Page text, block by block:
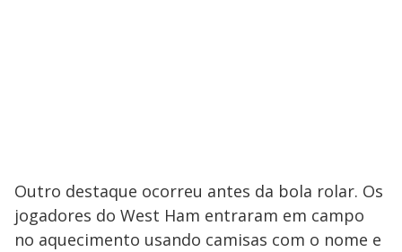
Outro destaque ocorreu antes da bola rolar. Os
jogadores do West Ham entraram em campo
no aquecimento usando camisas com o nome e